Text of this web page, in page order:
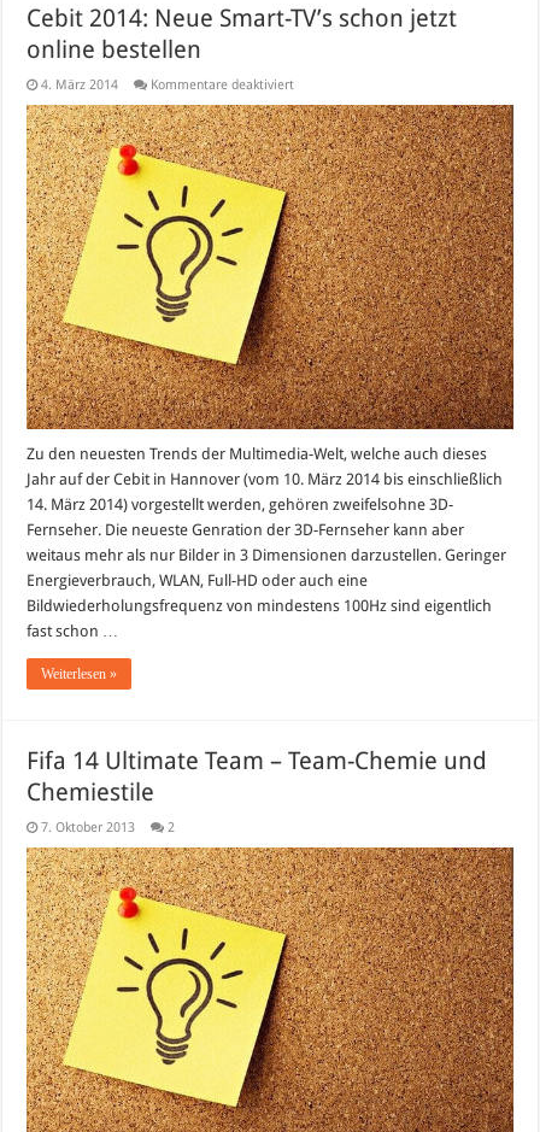
Cebit 2014: Neue Smart-TV’s schon jetzt
online bestellen
4. März 2014 Kommentare deaktiviertfür
2014:
Neue
Smart-
TV’s
schon
jetzt
online
bestellen
Zu den neuesten Trends der Multimedia-Welt, welche auch dieses
Jahr auf der Cebit in Hannover (vom 10. März 2014 bis einschließlich
14. März 2014) vorgestellt werden, gehören zweifelsohne 3D-
Fernseher. Die neueste Genration der 3D-Fernseher kann aber
weitaus mehr als nur Bilder in 3 Dimensionen darzustellen. Geringer
Energieverbrauch, WLAN, Full-HD oder auch eine
Bildwiederholungsfrequenz von mindestens 100Hz sind eigentlich
fast schon …
Weiterlesen »
Fifa 14 Ultimate Team – Team-Chemie und
Chemiestile
7. Oktober 2013 2